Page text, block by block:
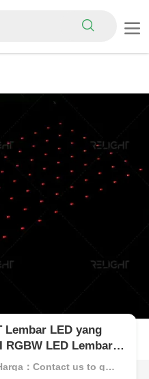
Lembar LED yang
RGBW LED Lembar
Harga：Contact us to get best price